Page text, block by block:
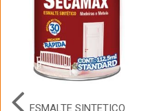
ESMALTE SINTETICO